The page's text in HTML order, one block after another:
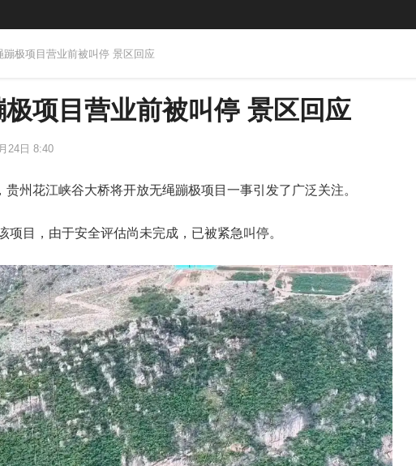
蹦极项目营业前被叫停 景区回应
项目营业前被叫停 景区回应
24日 8:40
州花江峡谷大桥将开放无绳蹦极项目一事引发了广泛关注。
项目，由于安全评估尚未完成，已被紧急叫停。